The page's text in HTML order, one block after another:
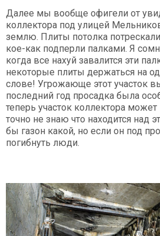
Далее мы вообще офигели от
коллектора под улицей
землю. Плиты потолка
кое-как подперли палками. Я
когда все нахуй завалится эти
некоторые плиты держаться на
слове! Угрожающе этот участок
последний год просадка была
теперь участок коллектора может
точно не знаю что находится над
бы газон какой, но если он под
погибнуть люди.